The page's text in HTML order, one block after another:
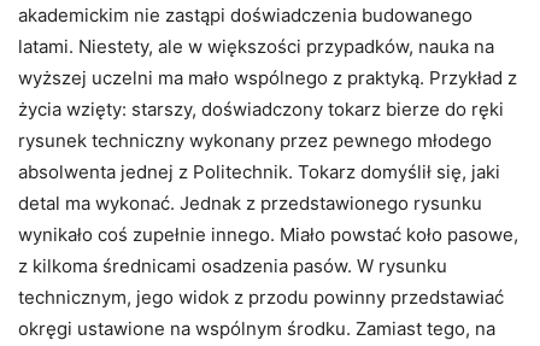
akademickim nie zastąpi doświadczenia budowanego
latami. Niestety, ale w większości przypadków, nauka na
wyższej uczelni ma mało wspólnego z praktyką. Przykład z
życia wzięty: starszy, doświadczony tokarz bierze do ręki
rysunek techniczny wykonany przez pewnego młodego
absolwenta jednej z Politechnik. Tokarz domyślił się, jaki
detal ma wykonać. Jednak z przedstawionego rysunku
wynikało coś zupełnie innego. Miało powstać koło pasowe,
z kilkoma średnicami osadzenia pasów. W rysunku
technicznym, jego widok z przodu powinny przedstawiać
okręgi ustawione na wspólnym środku. Zamiast tego, na